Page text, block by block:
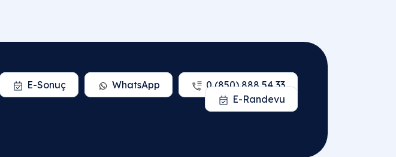
0 (850) 888 54 33
WhatsApp
E-Sonuç
E-Randevu